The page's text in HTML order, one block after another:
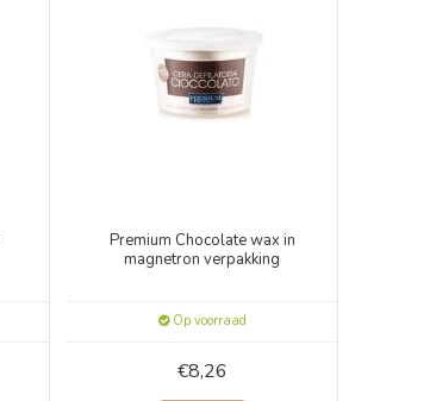
Premium Chocolate wax in
magnetron verpakking
Op voorraad
€8,26